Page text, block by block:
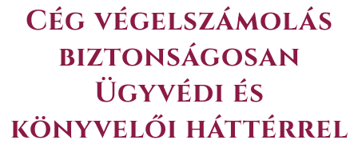
Cég végelszámolás
biztonságosan
Ügyvédi és
könyvelői háttérrel